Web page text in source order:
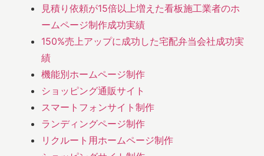
見積り依頼が15倍以上増えた看板施工業者のホ
ームページ制作成功実績
150%売上アップに成功した宅配弁当会社成功実
績
機能別ホームページ制作
ショッピング通販サイト
スマートフォンサイト制作
ランディングページ制作
リクルート用ホームページ制作